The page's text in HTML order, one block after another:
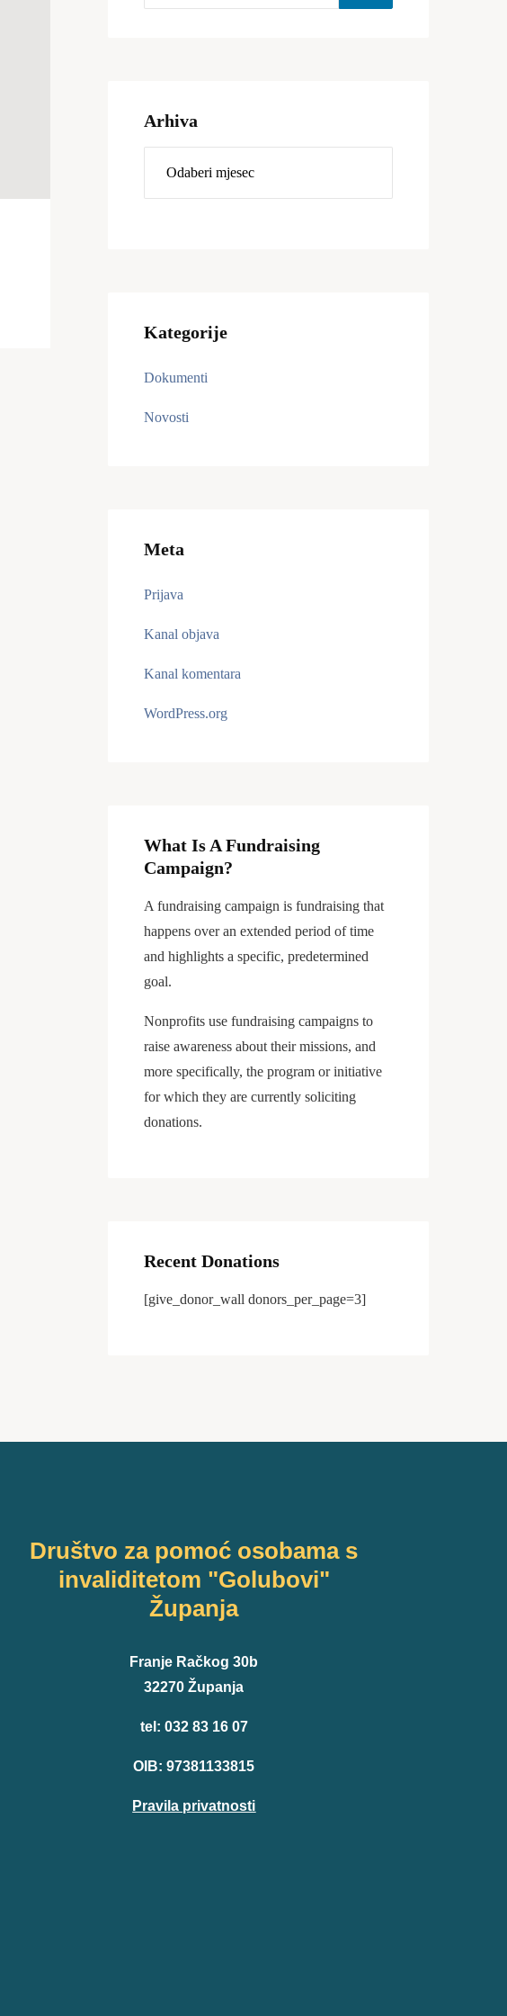
Arhiva
Kategorije
Dokumenti
Novosti
Meta
Prijava
Kanal objava
Kanal komentara
WordPress.org
What Is A Fundraising
Campaign?
A fundraising campaign is fundraising that
happens over an extended period of time
and highlights a specific, predetermined
goal.
Nonprofits use fundraising campaigns to
raise awareness about their missions, and
more specifically, the program or initiative
for which they are currently soliciting
donations.
Recent Donations
[give_donor_wall donors_per_page=3]
Društvo za pomoć osobama s
invaliditetom "Golubovi"
Županja
Franje Račkog 30b
32270 Županja
tel: 032 83 16 07
OIB: 97381133815
Pravila privatnosti